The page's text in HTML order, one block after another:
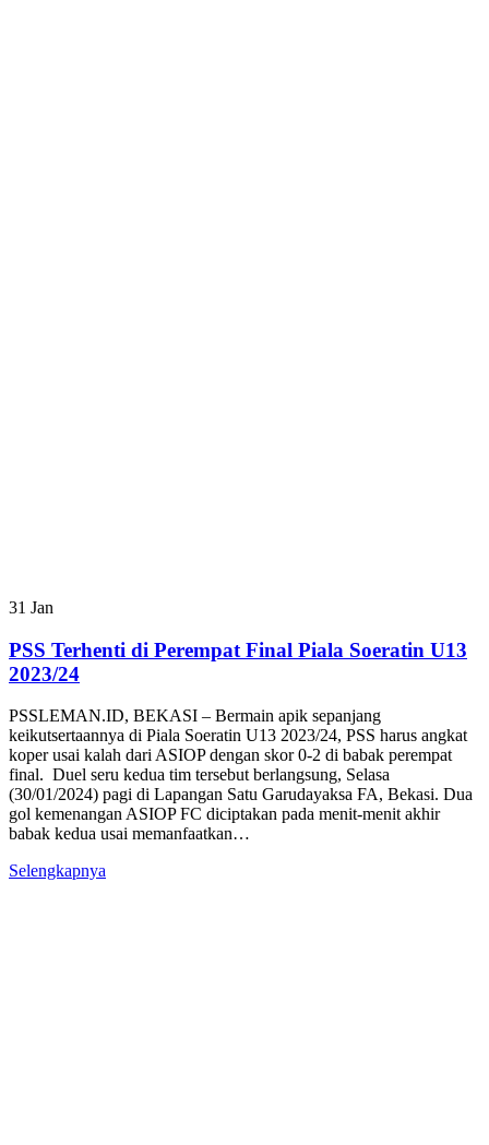
31 Jan
PSS Terhenti di Perempat Final Piala Soeratin U13
2023/24
PSSLEMAN.ID, BEKASI – Bermain apik sepanjang
keikutsertaannya di Piala Soeratin U13 2023/24, PSS harus angkat
koper usai kalah dari ASIOP dengan skor 0-2 di babak perempat
final. Duel seru kedua tim tersebut berlangsung, Selasa
(30/01/2024) pagi di Lapangan Satu Garudayaksa FA, Bekasi. Dua
gol kemenangan ASIOP FC diciptakan pada menit-menit akhir
babak kedua usai memanfaatkan…
Selengkapnya